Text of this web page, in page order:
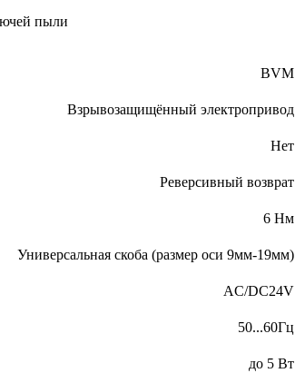
пыли
BVM
Взрывозащищённый электропривод
Нет
Реверсивный возврат
6 Нм
Универсальная скоба (размер оси 9мм-19мм)
AC/DC24V
50...60Гц
до 5 Вт